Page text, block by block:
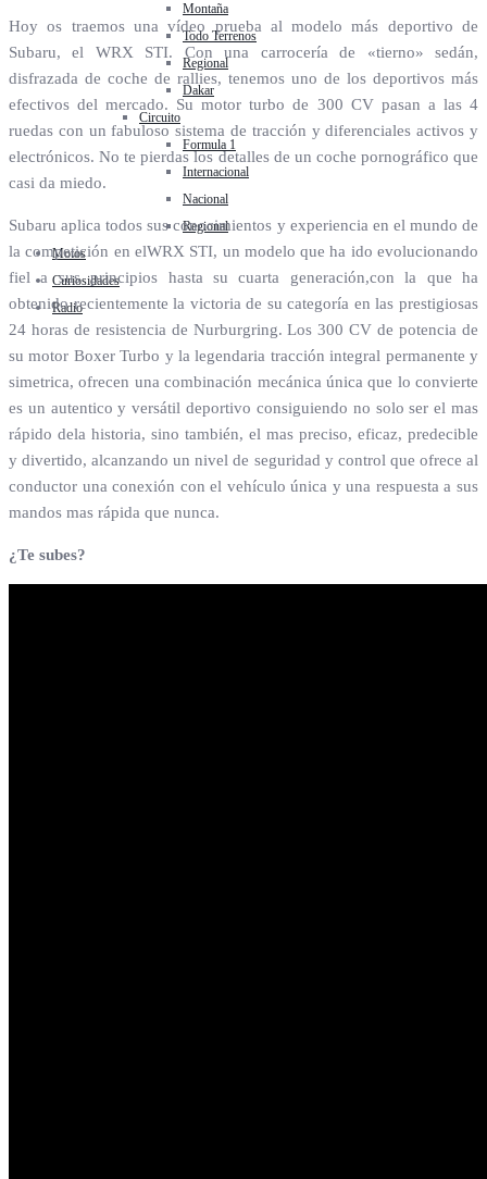
Montaña
Todo Terrenos
Regional
Dakar
Circuito
Formula 1
Internacional
Nacional
Regional
Motos
Curiosidades
Radio
Hoy os traemos una vídeo prueba al modelo más deportivo de
Subaru, el WRX STI. Con una carrocería de «tierno» sedán,
disfrazada de coche de rallies, tenemos uno de los deportivos más
efectivos del mercado. Su motor turbo de 300 CV pasan a las 4
ruedas con un fabuloso sistema de tracción y diferenciales activos y
electrónicos. No te pierdas los detalles de un coche pornográfico que
casi da miedo.
Subaru aplica todos sus conocimientos y experiencia en el mundo de
la competición en elWRX STI, un modelo que ha ido evolucionando
fiel a sus principios hasta su cuarta generación,con la que ha
obtenido recientemente la victoria de su categoría en las prestigiosas
24 horas de resistencia de Nurburgring. Los 300 CV de potencia de
su motor Boxer Turbo y la legendaria tracción integral permanente y
simetrica, ofrecen una combinación mecánica única que lo convierte
es un autentico y versátil deportivo consiguiendo no solo ser el mas
rápido dela historia, sino también, el mas preciso, eficaz, predecible
y divertido, alcanzando un nivel de seguridad y control que ofrece al
conductor una conexión con el vehículo única y una respuesta a sus
mandos mas rápida que nunca.
¿Te subes?